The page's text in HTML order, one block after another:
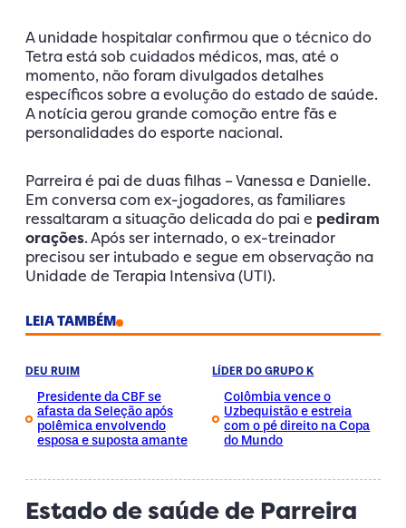
A unidade hospitalar confirmou que o técnico do
Tetra está sob cuidados médicos, mas, até o
momento, não foram divulgados detalhes
específicos sobre a evolução do estado de saúde.
A notícia gerou grande comoção entre fãs e
personalidades do esporte nacional.
Parreira é pai de duas filhas – Vanessa e Danielle.
Em conversa com ex-jogadores, as familiares
ressaltaram a situação delicada do pai e pediram
orações. Após ser internado, o ex-treinador
precisou ser intubado e segue em observação na
Unidade de Terapia Intensiva (UTI).
LEIA TAMBÉM
DEU RUIM
Presidente da CBF se
afasta da Seleção após
polêmica envolvendo
esposa e suposta amante
LÍDER DO GRUPO K
Colômbia vence o
Uzbequistão e estreia
com o pé direito na Copa
do Mundo
Estado de saúde de Parreira